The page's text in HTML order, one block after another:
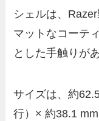
シェルは、
マットなコーテ
とした手触りが
サイズは、約
行）× 約38.1